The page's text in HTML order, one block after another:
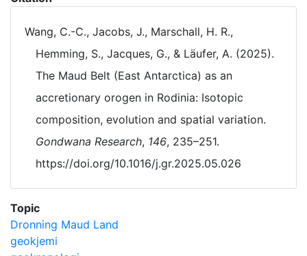
Wang, C.-C., Jacobs, J., Marschall, H. R.,
Hemming, S., Jacques, G., & Läufer, A. (2025).
The Maud Belt (East Antarctica) as an
accretionary orogen in Rodinia: Isotopic
composition, evolution and spatial variation.
Gondwana Research, 146, 235–251.
https://doi.org/10.1016/j.gr.2025.05.026
Topic
Dronning Maud Land
geokjemi